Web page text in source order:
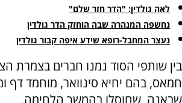
לאה גולדין: "הדר חזר שלם"
נחשפה המנהרה שבה הוחזק הדר גולדין
נעצר המחבל-רופא שידע איפה קבור גולדין
בין שותפי הסוד נמנו חברים בצמרת
חמאס, בהם יחיא סינוואר, מוחמד דף
שבאנה, שחוסלו בהמשך הלחימה.